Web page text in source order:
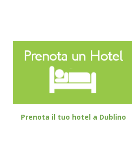
Prenota il tuo hotel a Dublino